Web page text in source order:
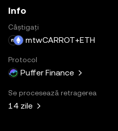
Info
Câștigați
mtwCARROT+ETH
Protocol
Puffer Finance
Se procesează retragerea
14 zile